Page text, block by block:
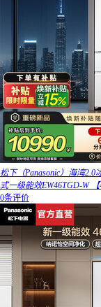
松下（Panasonic）海湾
式一级能效EW46TGD-W
0条评价